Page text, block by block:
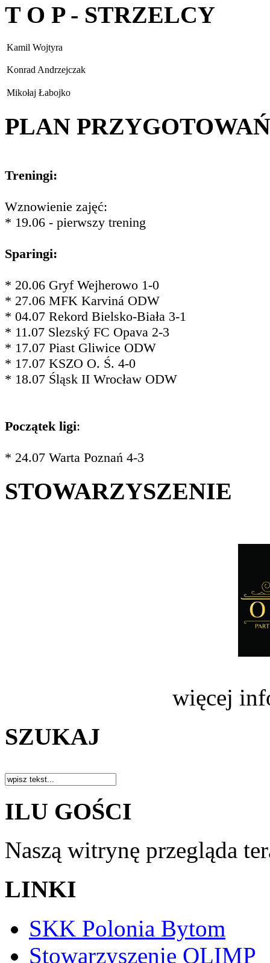
T O P - STRZELCY
Kamil Wojtyra
Konrad Andrzejczak
Mikołaj Łabojko
PLAN PRZYGOTOWAŃ
Treningi:
Wznowienie zajęć:
* 19.06 - pierwszy trening
Sparingi:
* 20.06 Gryf Wejherowo 1-0
* 27.06 MFK Karviná ODW
* 04.07 Rekord Bielsko-Biała 3-1
* 11.07 Slezský FC Opava 2-3
* 17.07 Piast Gliwice ODW
* 17.07 KSZO O. Ś. 4-0
* 18.07 Śląsk II Wrocław ODW
Początek ligi:
* 24.07 Warta Poznań 4-3
STOWARZYSZENIE
więcej
SZUKAJ
ILU GOŚCI
Naszą witrynę przegląda
LINKI
SKK Polonia Bytom
Stowarzyszenie OLIMP